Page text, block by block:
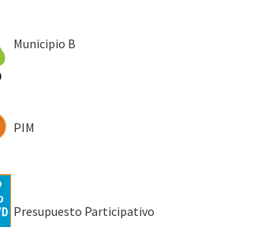
Municipio B
PIM
Presupuesto Participativo